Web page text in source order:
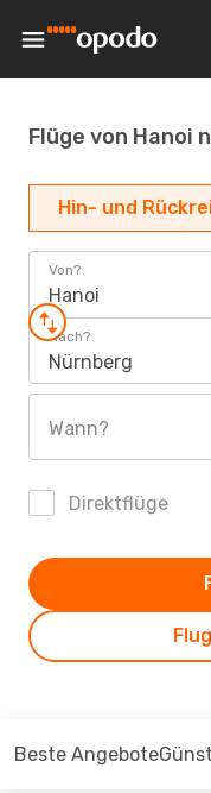
Flüge von Hanoi
Hin- und
Von?
Hanoi
Nach?
Nürnberg
Wann?
Direktflüge
Beste Angebote